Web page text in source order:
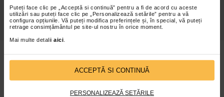
Puteți face clic pe „Acceptă si continuă” pentru a fi de acord cu aceste
utilizări sau puteți face clic pe „Personalizează setările” pentru a vă
configura opțiunile. Vă puteți modifica preferințele și, în special, vă puteți
retrage consimțământul pe site-ul nostru în orice moment.
Mai multe detalii aici
ACCEPTĂ SI CONTINUĂ
PERSONALIZEAZĂ SETĂRILE
Politica De
Confidentialitate
Toate Marcile
CATENA PHARMA SRL
Adresă sediu social: judetul Argeş, municipiul Piteşti, strada